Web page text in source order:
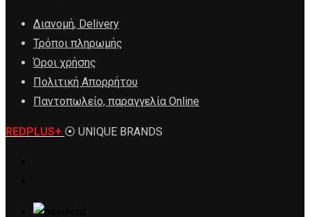
Διανομή, Delivery
Τρόποι πληρωμής
Όροι χρήσης
Πολιτική Απορρήτου
Παντοπωλείο, παραγγελία Online
REDPLUS+ ⦿ UNIQUE BRANDS